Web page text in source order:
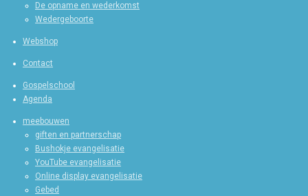
De opname en wederkomst
Wedergeboorte
Webshop
Contact
Gospelschool
Agenda
meebouwen
giften en partnerschap
Bushokje evangelisatie
YouTube evangelisatie
Online display evangelisatie
Gebed